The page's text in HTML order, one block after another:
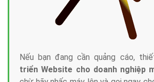
Nếu bạn đang cần quảng cáo,
triển Website cho doanh nghiệp